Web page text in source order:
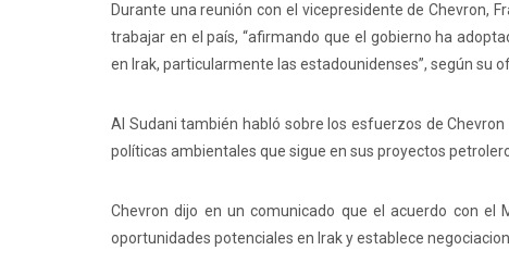
Durante una reunión con el vicepresidente de Chevron,
trabajar en el país, “afirmando que el gobierno ha
en Irak, particularmente las estadounidenses”, según su
Al Sudani también habló sobre los esfuerzos de
políticas ambientales que sigue en sus proyectos
Chevron dijo en un comunicado que el acuerdo con el
oportunidades potenciales en Irak y establece